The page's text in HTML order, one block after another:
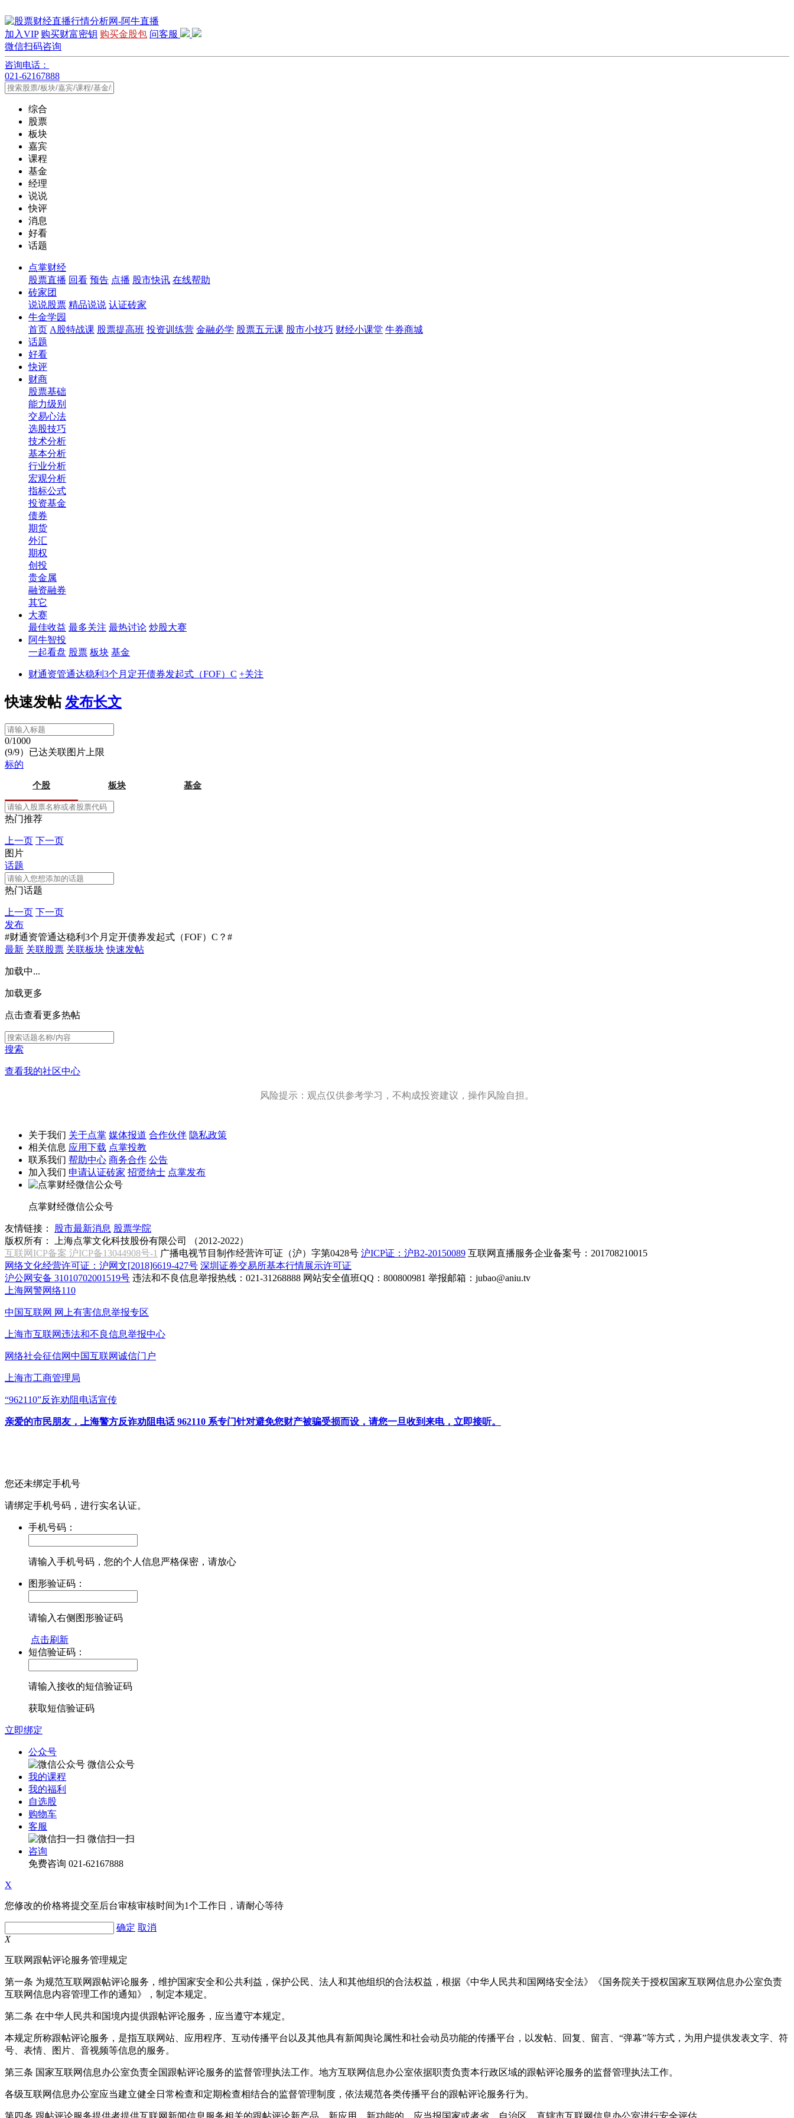
加入VIP 购买财富密钥 购买金股包 问客服
微信扫码咨询
咨询电话：
021-62167888
综合
股票
板块
嘉宾
课程
基金
经理
说说
快评
消息
好看
话题
点掌财经
股票直播 回看 预告 点播 股市快讯 在线帮助
砖家团
说说股票 精品说说 认证砖家
牛金学园
首页 A股特战课 股票提高班 投资训练营 金融必学 股票五元课 股市小技巧 财经小课堂 牛券商城
话题
好看
快评
财商
股票基础
能力级别
交易心法
选股技巧
技术分析
基本分析
行业分析
宏观分析
指标公式
投资基金
债券
期货
外汇
期权
创投
贵金属
融资融券
其它
大赛
最佳收益 最多关注 最热讨论 炒股大赛
阿牛智投
一起看盘 股票 板块 基金
财通资管通达稳利3个月定开债券发起式（FOF）C +关注
快速发帖 发布长文
0/1000
(9/9）已达关联图片上限
标的
个股 板块 基金
热门推荐
上一页 下一页
图片
话题
热门话题
上一页 下一页
发布
#财通资管通达稳利3个月定开债券发起式（FOF）C？#
最新 关联股票 关联板块 快速发帖
加载中...
加载更多
点击查看更多热帖
搜索
查看我的社区中心
风险提示：观点仅供参考学习，不构成投资建议，操作风险自担。
关于我们 关于点掌 媒体报道 合作伙伴 隐私政策
相关信息 应用下载 点掌投教
联系我们 帮助中心 商务合作 公告
加入我们 申请认证砖家 招贤纳士 点掌发布
点掌财经微信公众号
友情链接： 股市最新消息 股票学院
版权所有：
上海点掌文化科技股份有限公司 （2012-2022）
互联网ICP备案 沪ICP备13044908号-1 广播电视节目制作经营许可证（沪）字第0428号 沪ICP证：沪B2-20150089 互联网直播服务企业备案号：201708210015
网络文化经营许可证：沪网文[2018]6619-427号 深圳证券交易所基本行情展示许可证
沪公网安备 31010702001519号 违法和不良信息举报热线：021-31268888 网站安全值班QQ：800800981 举报邮箱： jubao@aniu.tv
上海网警网络110
中国互联网 网上有害信息举报专区
上海市互联网违法和不良信息举报中心
网络社会征信网中国互联网诚信门户
上海市工商管理局
“962110”反诈劝阻电话宣传
亲爱的市民朋友，上海警方反诈劝阻电话 962110 系专门针对避免您财产被骗受损而设，请您一旦收到来电，立即接听。
您还未绑定手机号
请绑定手机号码，进行实名认证。
手机号码：
请输入手机号码，您的个人信息严格保密，请放心
图形验证码：
请输入右侧图形验证码
点击刷新
短信验证码：
请输入接收的短信验证码
获取短信验证码
立即绑定
公众号
微信公众号
我的课程
我的福利
自选股
购物车
客服
微信扫一扫
咨询
免费咨询 021-62167888
X
您修改的价格将提交至后台审核审核时间为1个工作日，请耐心等待
确定 取消
X
互联网跟帖评论服务管理规定
第一条 为规范互联网跟帖评论服务，维护国家安全和公共利益，保护公民、法人和其他组织的合法权益，根据《中华人民共和国网络安全法》《国务院关于授权国家互联网信息办公室负责
互联网信息内容管理工作的通知》，制定本规定。
第二条 在中华人民共和国境内提供跟帖评论服务，应当遵守本规定。
本规定所称跟帖评论服务，是指互联网站、应用程序、互动传播平台以及其他具有新闻舆论属性和社会动员功能的传播平台，以发帖、回复、留言、“弹幕”等方式，为用户提供发表文字、符
号、表情、图片、音视频等信息的服务。
第三条 国家互联网信息办公室负责全国跟帖评论服务的监督管理执法工作。地方互联网信息办公室依据职责负责本行政区域的跟帖评论服务的监督管理执法工作。
各级互联网信息办公室应当建立健全日常检查和定期检查相结合的监督管理制度，依法规范各类传播平台的跟帖评论服务行为。
第四条 跟帖评论服务提供者提供互联网新闻信息服务相关的跟帖评论新产品、新应用、新功能的，应当报国家或者省、自治区、直辖市互联网信息办公室进行安全评估。